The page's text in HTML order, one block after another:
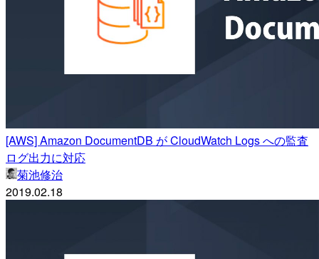
[AWS] Amazon DocumentDB が CloudWatch Logs への監査
ログ出力に対応
菊池修治
2019.02.18